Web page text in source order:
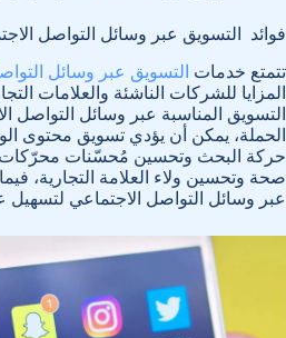
فوائد التسويق عبر وسائل التواصل
تتمتع خدمات التسويق عبر وسائل
المزايا للشركات الناشئة والعلامات
التسويق المناسبة عبر وسائل التواصل
الحملة، يمكن أن يؤدي تسويق محتوى
حركة البحث وتحسين مُحسّنات محرّكات
صحة وتحسين ولاء العلامة التجارية،
عبر وسائل التواصل الاجتماعي لتسهيل